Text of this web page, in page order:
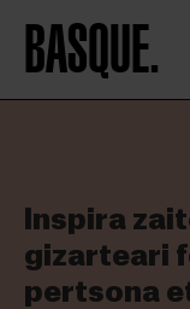
BASQUE.
Inspira
gizarteari
pertsona